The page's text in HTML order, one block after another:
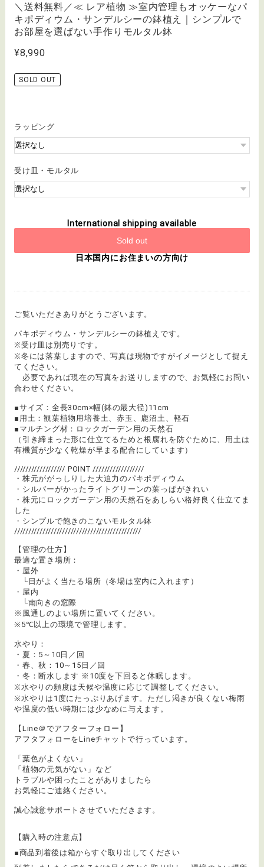
＼送料無料／≪ レア植物 ≫室内管理もオッケーなパ
キポディウム・サンデルシーの鉢植え｜シンプルで
お部屋を選ばない手作りモルタル鉢
¥8,990
SOLD OUT
ラッピング
受け皿・モルタル
International shipping available
Sold out
日本国内にお住まいの方向け
ご覧いただきありがとうございます。
パキポディウム・サンデルシーの鉢植えです。
※受け皿は別売りです。
※冬には落葉しますので、写真は現物ですがイメージとして捉え
てください。
必要であれば現在の写真をお送りしますので、お気軽にお問い
合わせください。
■サイズ：全長30cm×幅(鉢の最大径)11cm
■用土：観葉植物用培養土、赤玉、鹿沼土、軽石
■マルチング材：ロックガーデン用の天然石
（引き締まった形に仕立てるためと根腐れを防ぐために、用土は
有機質が少なく乾燥が早まる配合にしています）
////////////////// POINT //////////////////
・株元ががっしりした大迫力のパキポディウム
・シルバーがかったライトグリーンの葉っぱがきれい
・株元にロックガーデン用の天然石をあしらい格好良く仕立てま
した
・シンプルで飽きのこないモルタル鉢
/////////////////////////////////////////////
【管理の仕方】
最適な置き場所：
・屋外
└日がよく当たる場所（冬場は室内に入れます）
・屋内
└南向きの窓際
※風通しのよい場所に置いてください。
※5℃以上の環境で管理します。
水やり：
・夏：5～10日／回
・春、秋：10～15日／回
・冬：断水します ※10度を下回ると休眠します。
※水やりの頻度は天候や温度に応じて調整してください。
※水やりは1度にたっぷりあげます。ただし渇きが良くない梅雨
や温度の低い時期には少なめに与えます。
【Line＠でアフターフォロー】
アフタフォローをLineチャットで行っています。
「葉色がよくない」
「植物の元気がない」など
トラブルや困ったことがありましたら
お気軽にご連絡ください。
誠心誠意サポートさせていただきます。
【購入時の注意点】
■商品到着後は箱からすぐ取り出してください